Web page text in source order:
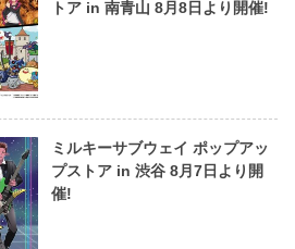
トア in 南青山 8月8日より開催!
ミルキーサブウェイ ポップアッ
プストア in 渋谷 8月7日より開
催!